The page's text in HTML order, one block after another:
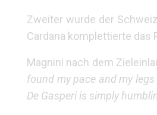
Zweiter wurde der
Cardana komplettierte das
Magnini nach dem
found my pace and my
De Gasperi is simply